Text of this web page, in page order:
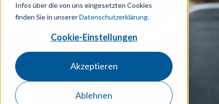
Infos über die von uns eingesetzten Cookies
finden Sie in unsererDatenschutzerklärung.
Cookie-Einstellungen
Akzeptieren
Ablehnen